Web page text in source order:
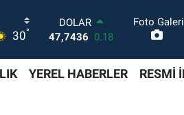
30°
DOLAR
47,7436 0.18
STERLİN
Foto Galeri
YEREL HABERLER RESMİ